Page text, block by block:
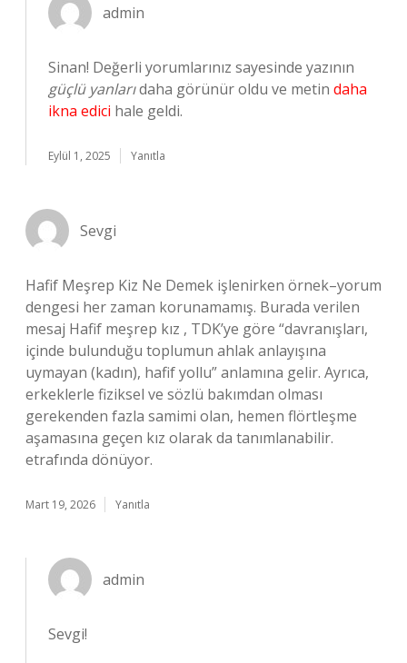
admin
Sinan! Değerli yorumlarınız sayesinde yazının
güçlü yanlarıdaha görünür oldu ve metin daha
ikna edici hale geldi.
Eylül 1, 2025 Yanıtla
Sevgi
Hafif Meşrep Kiz Ne Demek işlenirken örnek–yorum
dengesi her zaman korunamamış. Burada verilen
mesaj Hafif meşrep kız , TDK’ye göre “davranışları,
içinde bulunduğu toplumun ahlak anlayışına
uymayan (kadın), hafif yollu” anlamına gelir. Ayrıca,
erkeklerle fiziksel ve sözlü bakımdan olması
gerekenden fazla samimi olan, hemen flörtleşme
aşamasına geçen kız olarak da tanımlanabilir.
etrafında dönüyor.
Mart 19, 2026 Yanıtla
admin
Sevgi!